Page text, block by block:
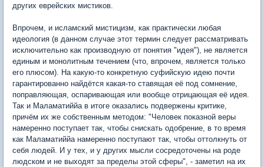
других еврейских мистиков.
Впрочем, и исламский мистицизм, как практически любая
идеология (в данном случае этот термин следует рассматривать
исключительно как производную от понятия "идея"), не является
единым и монолитным течением (что, впрочем, является только
его плюсом). На какую-то конкретную суфийскую идею почти
гарантированно найдётся какая-то ставящая её под сомнение,
поправляющая, оспаривающая или вообще отрицающая её идея.
Так и Маламатиййа в итоге оказались подвержены критике,
причём их же собственным методом: "Человек показной веры
намеренно поступает так, чтобы снискать одобрение, в то время
как Маламатиййа намеренно поступают так, чтобы оттолкнуть от
себя людей. И у тех, и у других мысли сосредоточены на роде
людском и не выходят за пределы этой сферы", - заметил на их